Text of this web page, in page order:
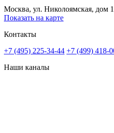
Москва, ул. Николоямская, дом
Показать на карте
Контакты
+7 (495) 225-34-44 +7 (499) 418-
Наши каналы